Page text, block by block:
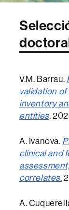
V.M. Barrau.
validation
inventory
entities.
A. Ivanova.
clinical and
correlates.
A.